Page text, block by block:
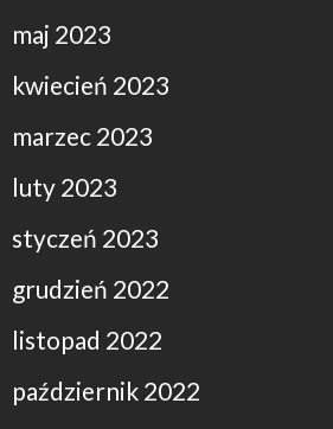
maj 2023
kwiecień 2023
marzec 2023
luty 2023
styczeń 2023
grudzień 2022
listopad 2022
październik 2022